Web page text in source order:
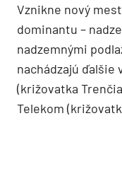
Vznikne nový
dominantu –
nadzemnými
nachádzajú ďalšie
(križovatka
Telekom